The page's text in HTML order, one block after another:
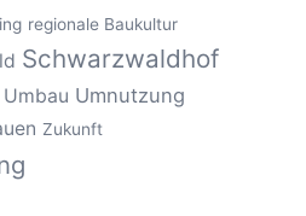
regionale Baukultur
Schwarzwaldhof
Umbau Umnutzung
Zukunft